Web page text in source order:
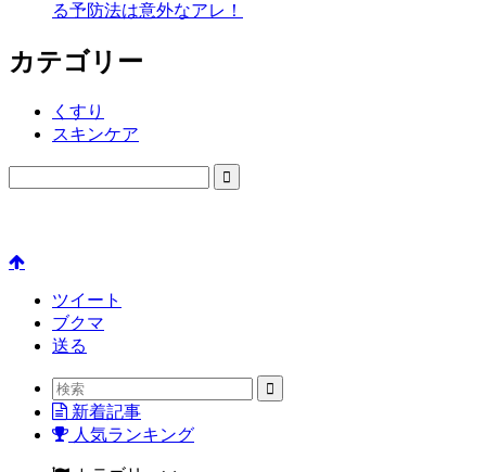
る予防法は意外なアレ！
カテゴリー
くすり
スキンケア

ツイート
ブクマ
送る

新着記事
人気ランキング